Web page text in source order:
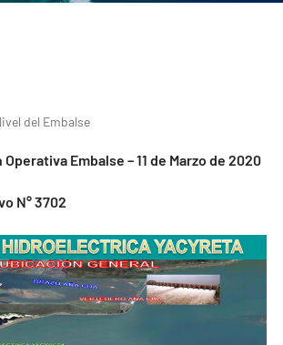
del Embalse
Embalse – 11 de Marzo de 2020
N° 3702